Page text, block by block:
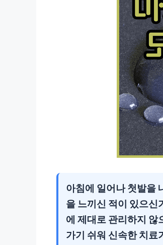
아침에 일어나 첫발을
을 느끼신 적이 있으신
에 제대로 관리하지 않
가기 쉬워 신속한 치료